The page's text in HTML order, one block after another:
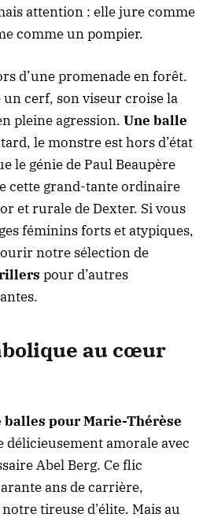
attention : elle jure comme
comme un pompier.
d’une promenade en forêt.
un cerf, son viseur croise la
pleine agression. Une balle
le monstre est hors d’état
le génie de Paul Beaupère
cette grand-tante ordinaire
et rurale de Dexter. Si vous
féminins forts et atypiques,
notre sélection de
pour d’autres
au cœur
balles pour Marie-Thérèse
amorale avec
Abel Berg. Ce flic
ans de carrière,
tireuse d’élite. Mais au